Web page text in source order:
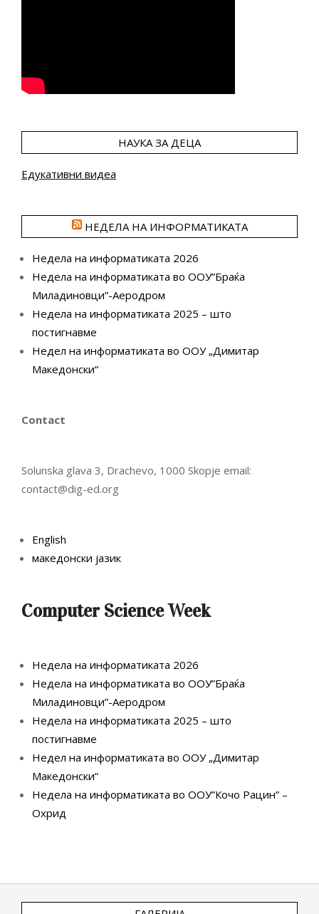
НАУКА ЗА ДЕЦА
Едукативни видеа
НЕДЕЛА НА ИНФОРМАТИКАТА
Недела на информатиката 2026
Недела на информатиката во ООУ”Браќа
Миладиновци”-Аеродром
Недела на информатиката 2025 – што
постигнавме
Недел на информатиката во ООУ „Димитар
Македонски“
Contact
Solunska glava 3, Drachevo, 1000 Skopje email:
contact@dig-ed.org
English
македонски јазик
Computer Science Week
Недела на информатиката 2026
Недела на информатиката во ООУ”Браќа
Миладиновци”-Аеродром
Недела на информатиката 2025 – што
постигнавме
Недел на информатиката во ООУ „Димитар
Македонски“
Недела на информатиката во ООУ”Кочо Рацин” –
Охрид